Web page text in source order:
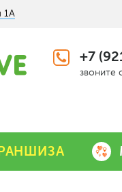
1А
+7
звоните